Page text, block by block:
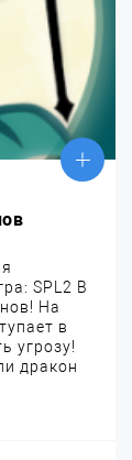
SPL2 В
На
в
угрозу!
дракон